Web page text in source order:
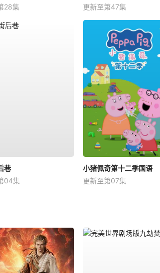
28集
更新至第47集
巷
04集
小猪佩奇第十二季国语
更新至第07集